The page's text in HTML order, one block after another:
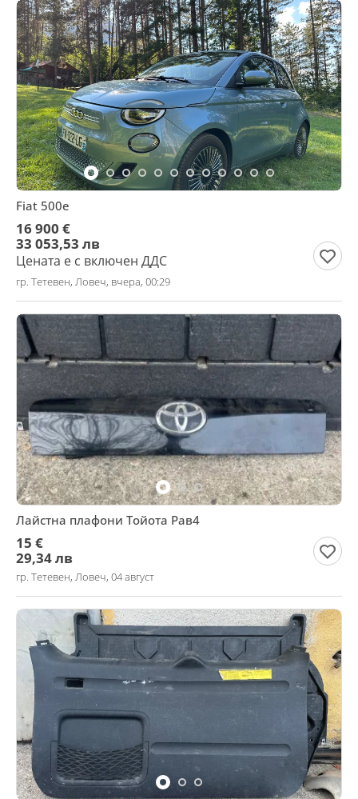
Fiat 500e
16 900 €
33 053,53 лв
Цената е с включен ДДС
гр. Тетевен, Ловеч, вчера, 00:29
Лайстна плафони Тойота Рав4
15 €
29,34 лв
гр. Тетевен, Ловеч, 04 август